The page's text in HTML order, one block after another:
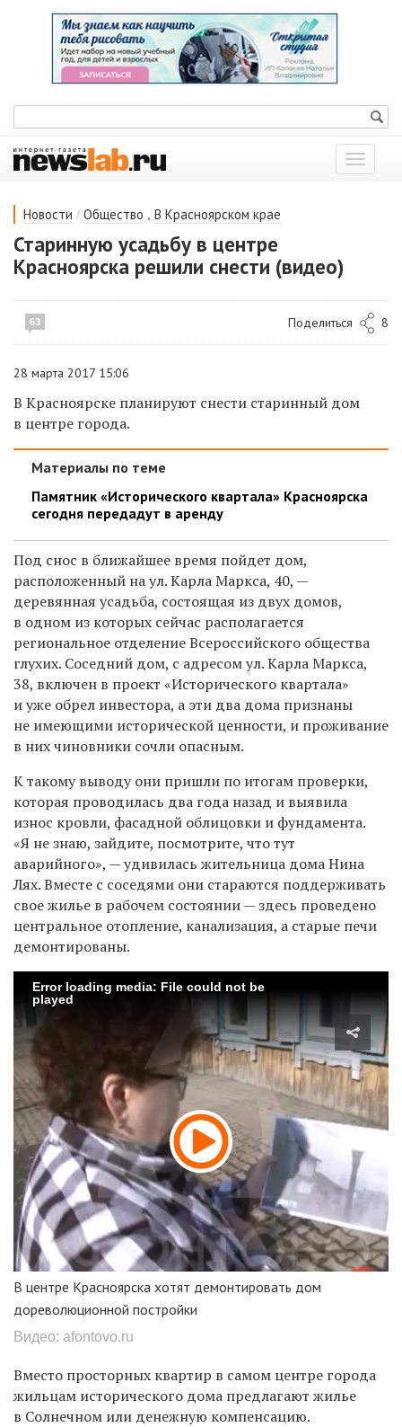
Показать
меню
Новости / Общество , В Красноярском крае
Старинную усадьбу в центре
Красноярска решили снести (видео)
63 Поделиться 8
28 марта 2017 15:06
В Красноярске планируют снести старинный дом
в центре города.
Материалы по теме
Памятник «Исторического квартала» Красноярска
сегодня передадут в аренду
Под снос в ближайшее время пойдет дом,
расположенный на ул. Карла Маркса, 40, —
деревянная усадьба, состоящая из двух домов,
в одном из которых сейчас располагается
региональное отделение Всероссийского общества
глухих. Соседний дом, с адресом ул. Карла Маркса,
38, включен в проект «Исторического квартала»
и уже обрел инвестора, а эти два дома признаны
не имеющими исторической ценности, и проживание
в них чиновники сочли опасным.
К такому выводу они пришли по итогам проверки,
которая проводилась два года назад и выявила
износ кровли, фасадной облицовки и фундамента.
«Я не знаю, зайдите, посмотрите, что тут
аварийного», — удивилась жительница дома Нина
Лях. Вместе с соседями они стараются поддерживать
свое жилье в рабочем состоянии — здесь проведено
центральное отопление, канализация, а старые печи
демонтированы.
Error loading media: File could not be
played
В центре Красноярска хотят демонтировать дом
дореволюционной постройки
Видео: afontovo.ru
Вместо просторных квартир в самом центре города
жильцам исторического дома предлагают жилье
в Солнечном или денежную компенсацию.